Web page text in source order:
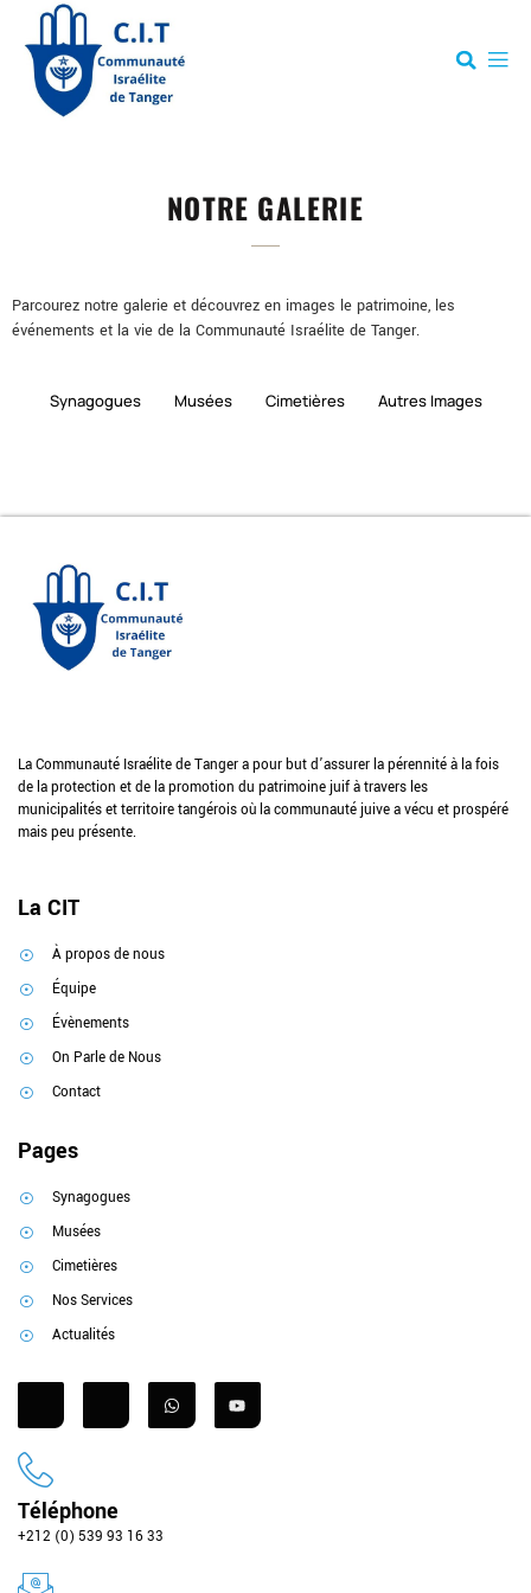
NOTRE GALERIE
Parcourez notre galerie et découvrez en images le patrimoine, les
événements et la vie de la Communauté Israélite de Tanger.
Synagogues Musées Cimetières Autres Images
La Communauté Israélite de Tanger a pour but d’assurer la pérennité à la fois
de la protection et de la promotion du patrimoine juif à travers les
municipalités et territoire tangérois où la communauté juive a vécu et prospéré
mais peu présente.
La CIT
À propos de nous
Équipe
Évènements
On Parle de Nous
Contact
Pages
Synagogues
Musées
Cimetières
Nos Services
Actualités
Téléphone
+212 (0) 539 93 16 33